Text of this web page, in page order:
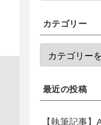
カテゴリー
最近の投稿
【執筆記事